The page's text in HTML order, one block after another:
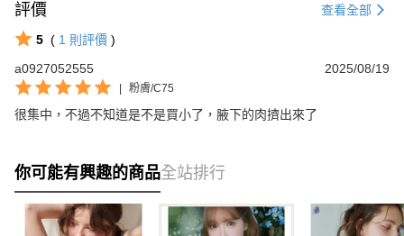
評價 查看全部
5 ( 1 則評價 )
a0927052555
2025/08/19
粉膚/C75
很集中，不過不知道是不是買小了，腋下的肉擠出來了
你可能有興趣的商品全站排行